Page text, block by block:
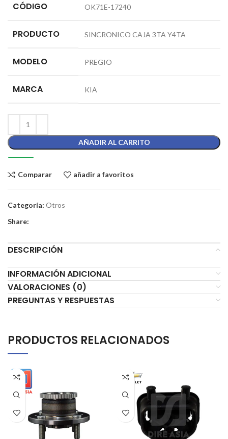
CÓDIGO OK71E-17240
PRODUCTO SINCRONICO CAJA 3TA Y4TA
MODELO PREGIO
MARCA KIA
AÑADIR AL CARRITO
Comparar añadir a favoritos
Categoría: Otros
Share:
DESCRIPCIÓN
INFORMACIÓN ADICIONAL
VALORACIONES (0)
PREGUNTAS Y RESPUESTAS
PRODUCTOS RELACIONADOS